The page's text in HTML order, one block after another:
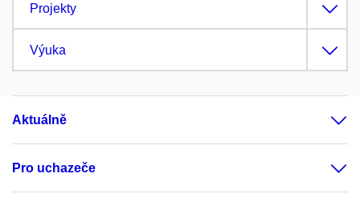
Projekty
Výuka
Aktuálně
Pro uchazeče